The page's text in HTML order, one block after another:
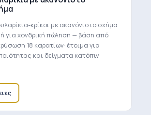
κρίκοι με ακανόνιστο σχήμα
για χονδρική πώληση — βάση από
18 καρατίων· έτοιμα για
και δείγματα κατόπιν